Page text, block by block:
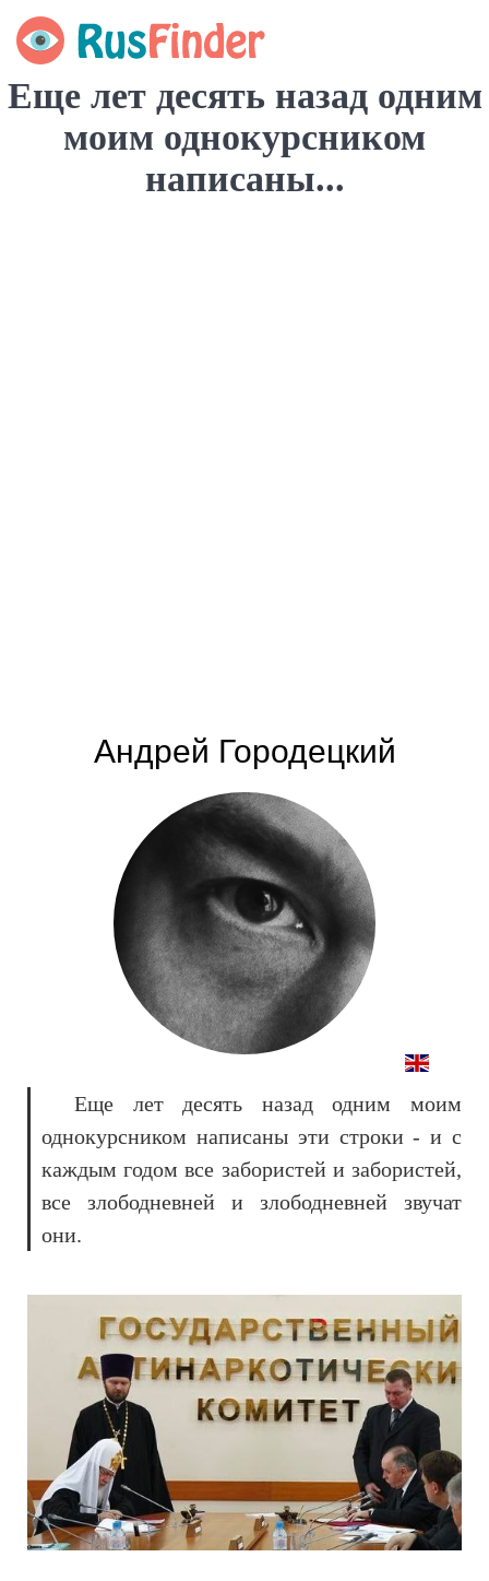
Еще лет десять назад одним
моим однокурсником
написаны...
Андрей Городецкий
Еще лет десять назад одним моим
однокурсником написаны эти строки - и с
каждым годом все забористей и забористей,
все злободневней и злободневней звучат
они.